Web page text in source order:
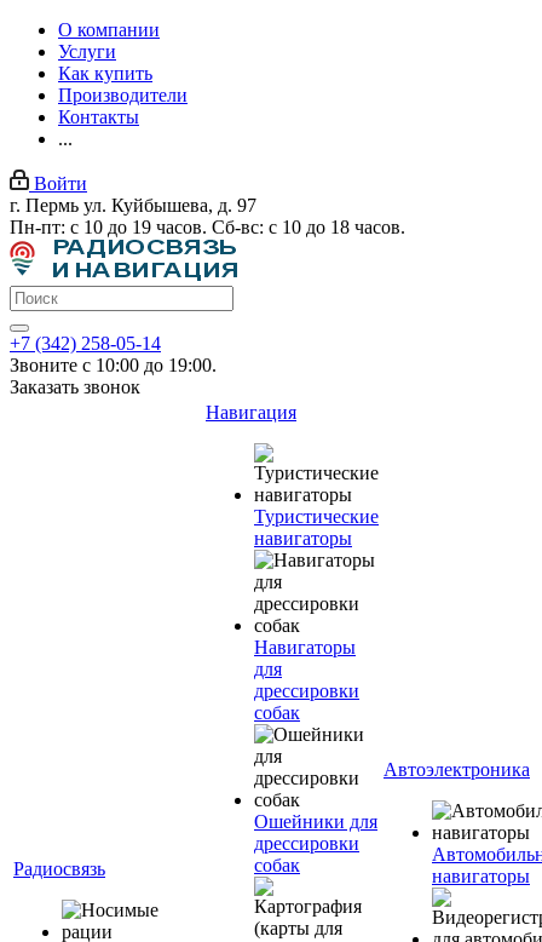
О компании
Услуги
Как купить
Производители
Контакты
...
Войти
г. Пермь ул. Куйбышева, д. 97
Пн-пт: с 10 до 19 часов. Сб-вс: с 10 до 18 часов.
+7 (342) 258-05-14
Звоните с 10:00 до 19:00.
Заказать звонок
Радиосвязь
Навигация
Туристические
навигаторы
Навигаторы
для
дрессировки
собак
Ошейники для
дрессировки
собак
Автоэлектроника
навигаторы